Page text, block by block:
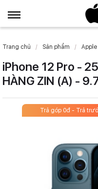
Trang chủ Sản phẩm Apple
iPhone 12 Pro -
HÀNG ZIN (A) -
Trả góp 0đ - Trả